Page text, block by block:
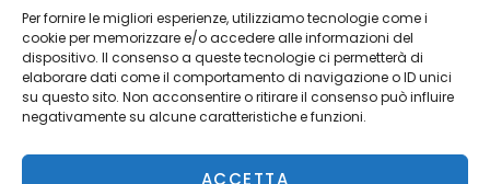
Per fornire le migliori esperienze, utilizziamo tecnologie come i
cookie per memorizzare e/o accedere alle informazioni del
dispositivo. Il consenso a queste tecnologie ci permetterà di
elaborare dati come il comportamento di navigazione o ID unici
su questo sito. Non acconsentire o ritirare il consenso può influire
negativamente su alcune caratteristiche e funzioni.
ACCETTA